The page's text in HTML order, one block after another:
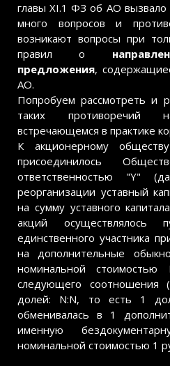
главы XI.1 ФЗ об АО
много вопросов и
возникают вопросы при
правил о
предложения,
АО.
Попробуем рассмотреть и
таких противоречий
встречающемся в практике
К акционерному
присоединилось
ответственностью "Y"
реорганизации уставный
на сумму уставного
акций осуществлялось
единственного участника
на дополнительные
номинальной
следующего соотношения
долей: N:N, то есть 1
обменивалась в 1
именную
номинальной стоимостью 1